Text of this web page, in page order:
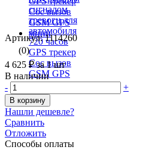
Артикул: 1114260
(0)
4 625 ₽за 1 шт
В наличии
-
+
В корзину
Нашли дешевле?
Сравнить
Отложить
Способы оплаты